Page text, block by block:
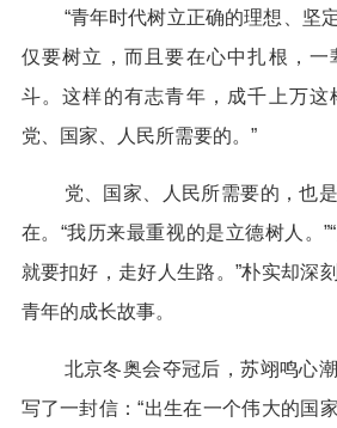
“青年时代树立正确的理想、坚
仅要树立，而且要在心中扎根，一
斗。这样的有志青年，成千上万这
党、国家、人民所需要的。”
党、国家、人民所需要的，也
在。“我历来最重视的是立德树人。
就要扣好，走好人生路。”朴实却深
青年的成长故事。
北京冬奥会夺冠后，苏翊鸣心
写了一封信：“出生在一个伟大的国